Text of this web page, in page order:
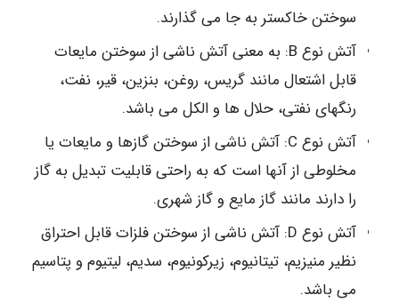
سوختن خاکستر به جا می گذارند.
آتش نوع B: به معنی آتش ناشی از سوختن مایعات
قابل اشتعال مانند گریس، روغن، بنزین، قیر، نفت،
رنگهای نفتی، حلال ها و الکل می باشد.
آتش نوع C: آتش ناشی از سوختن گازها و مایعات یا
مخلوطی از آنها است که به راحتی قابلیت تبدیل به گاز
را دارند مانند گاز مایع و گاز شهری.
آتش نوع D: آتش ناشی از سوختن فلزات قابل احتراق
نظیر منیزیم، تیتانیوم، زیرکونیوم، سدیم، لیتیوم و پتاسیم
می باشد.